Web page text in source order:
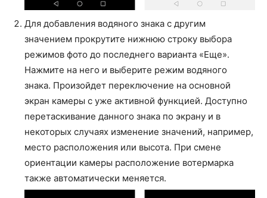
Для добавления водяного знака с другим
значением прокрутите нижнюю строку выбора
режимов фото до последнего варианта «Еще».
Нажмите на него и выберите режим водяного
знака. Произойдет переключение на основной
экран камеры с уже активной функцией. Доступно
перетаскивание данного знака по экрану и в
некоторых случаях изменение значений, например,
место расположения или высота. При смене
ориентации камеры расположение вотермарка
также автоматически меняется.